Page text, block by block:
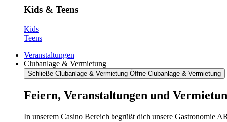
Kids & Teens
Kids
Teens
Veranstaltungen
Clubanlage & Vermietung
Schließe Clubanlage & Vermietung Öffne Clubanlage & Vermietung
Feiern, Veranstaltungen und
In unserem Casino Bereich begrüßt dich unsere Gastronomie